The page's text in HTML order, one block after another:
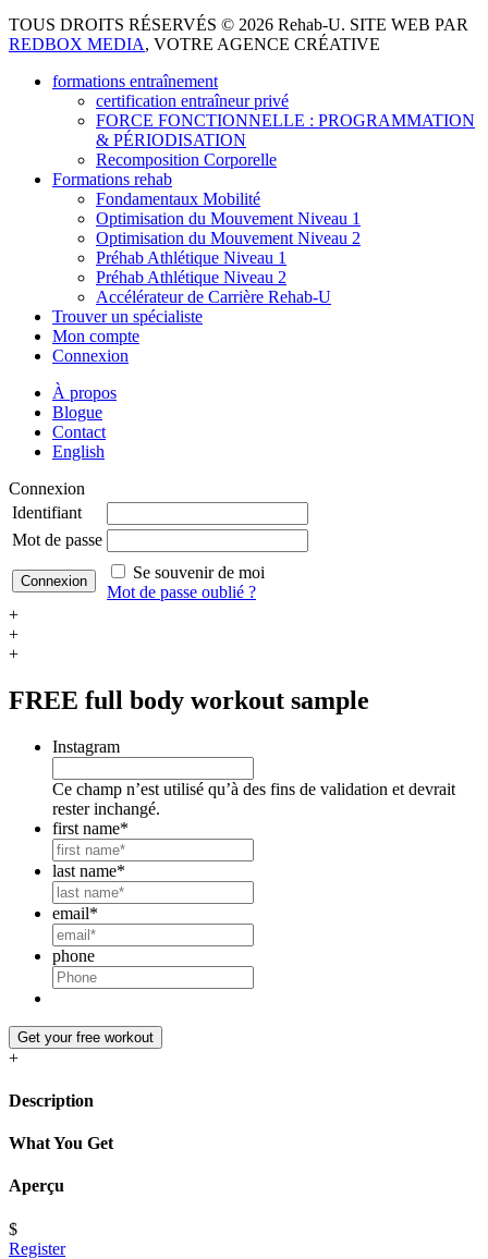
TOUS DROITS RÉSERVÉS © 2026 Rehab-U. SITE WEB PAR
REDBOX MEDIA, VOTRE AGENCE CRÉATIVE
formations entraînement
certification entraîneur privé
FORCE FONCTIONNELLE : PROGRAMMATION
& PÉRIODISATION
Recomposition Corporelle
Formations rehab
Fondamentaux Mobilité
Optimisation du Mouvement Niveau 1
Optimisation du Mouvement Niveau 2
Préhab Athlétique Niveau 1
Préhab Athlétique Niveau 2
Accélérateur de Carrière Rehab-U
Trouver un spécialiste
Mon compte
Connexion
À propos
Blogue
Contact
English
Connexion
Identifiant
Mot de passe
Se souvenir de moi
Mot de passe oublié ?
+
+
+
FREE full body workout sample
Instagram
Ce champ n’est utilisé qu’à des fins de validation et devrait
rester inchangé.
first name*
last name*
email*
phone
Get your free workout
+
Description
What You Get
Aperçu
$
Register